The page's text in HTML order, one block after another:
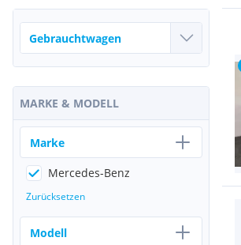
MARKE & MODELL
Marke
Mercedes-Benz
Zurücksetzen
Modell